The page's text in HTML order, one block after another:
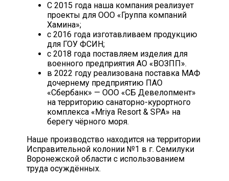
С 2015 года наша компания реализует
проекты для ООО «Группа компаний
Хамина»;
с 2016 года изготавливаем продукцию
для ГОУ ФСИН;
с 2018 года поставляем изделия для
военного предприятия АО «ВОЗПП».
в 2022 году реализована поставка МАФ
дочернему предприятию ПАО
«Сбербанк» — ООО «СБ Девелопмент»
на территорию санаторно-курортного
комплекса «Mriya Resort & SPA» на
берегу чёрного моря.
Наше производство находится на территории
Исправительной колонии №1 в г. Семилуки
Воронежской области с использованием
труда осуждённых.